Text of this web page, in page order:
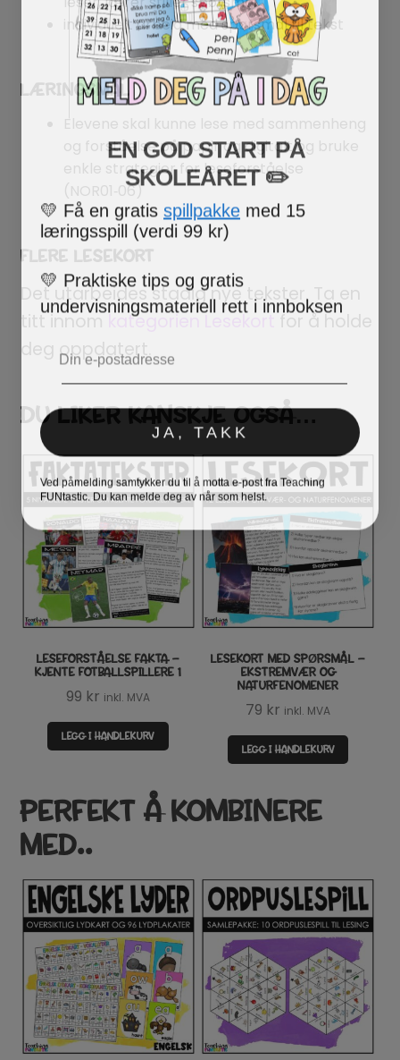
individuelt arbeid med spørsmål til tekst
LÆRINGSMÅL
Elevene skal kunne lese med sammenheng
og forståelse på papir og digitalt og bruke
enkle strategier for leseforståelse
(NOR01‑06)
FLERE LESEKORT
Det utarbeides stadig nye tekster. Ta en
titt innomkategorien Lesekortfor å holde
deg oppdatert.
DU LIKER KANSKJE OGSÅ…
LESEFORSTÅELSE FAKTA –
KJENTE FOTBALLSPILLERE 1
99 kr inkl. MVA
LEGG I HANDLEKURV
LESEKORT MED SPØRSMÅL –
EKSTREMVÆR OG
NATURFENOMENER
79 kr inkl. MVA
LEGG I HANDLEKURV
PERFEKT Å KOMBINERE
MED..
EN GOD START PÅ
SKOLEÅRET​ ✏️
💛 Få en gratis spillpakke med 15
læringsspill (verdi 99 kr)
💛 Praktiske tips og gratis
undervisningsmateriell rett i innboksen
JA, TAKK
Ved påmelding samtykker du til å motta e-post fra Teaching
FUNtastic. Du kan melde deg av når som helst.